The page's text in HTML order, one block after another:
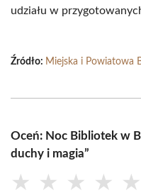
udziału w
Źródło: Miejska i Powiatowa
Oceń: Noc Bibliotek w
duchy i magia”
★ ★ ★ ★ ★